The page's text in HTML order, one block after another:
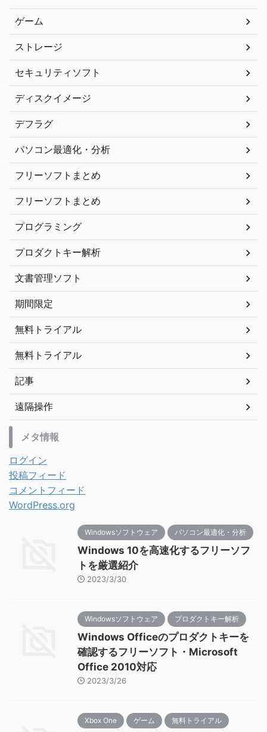
ゲーム
ストレージ
セキュリティソフト
ディスクイメージ
デフラグ
パソコン最適化・分析
フリーソフトまとめ
フリーソフトまとめ
プログラミング
プロダクトキー解析
文書管理ソフト
期間限定
無料トライアル
無料トライアル
記事
遠隔操作
メタ情報
ログイン
投稿フィード
コメントフィード
WordPress.org
Windowsソフトウェア パソコン最適化・分析
Windows 10を高速化するフリーソフ
トを厳選紹介
2023/3/30
Windowsソフトウェア プロダクトキー解析
Windows Officeのプロダクトキーを
確認するフリーソフト・Microsoft
Office 2010対応
2023/3/26
Xbox One ゲーム 無料トライアル